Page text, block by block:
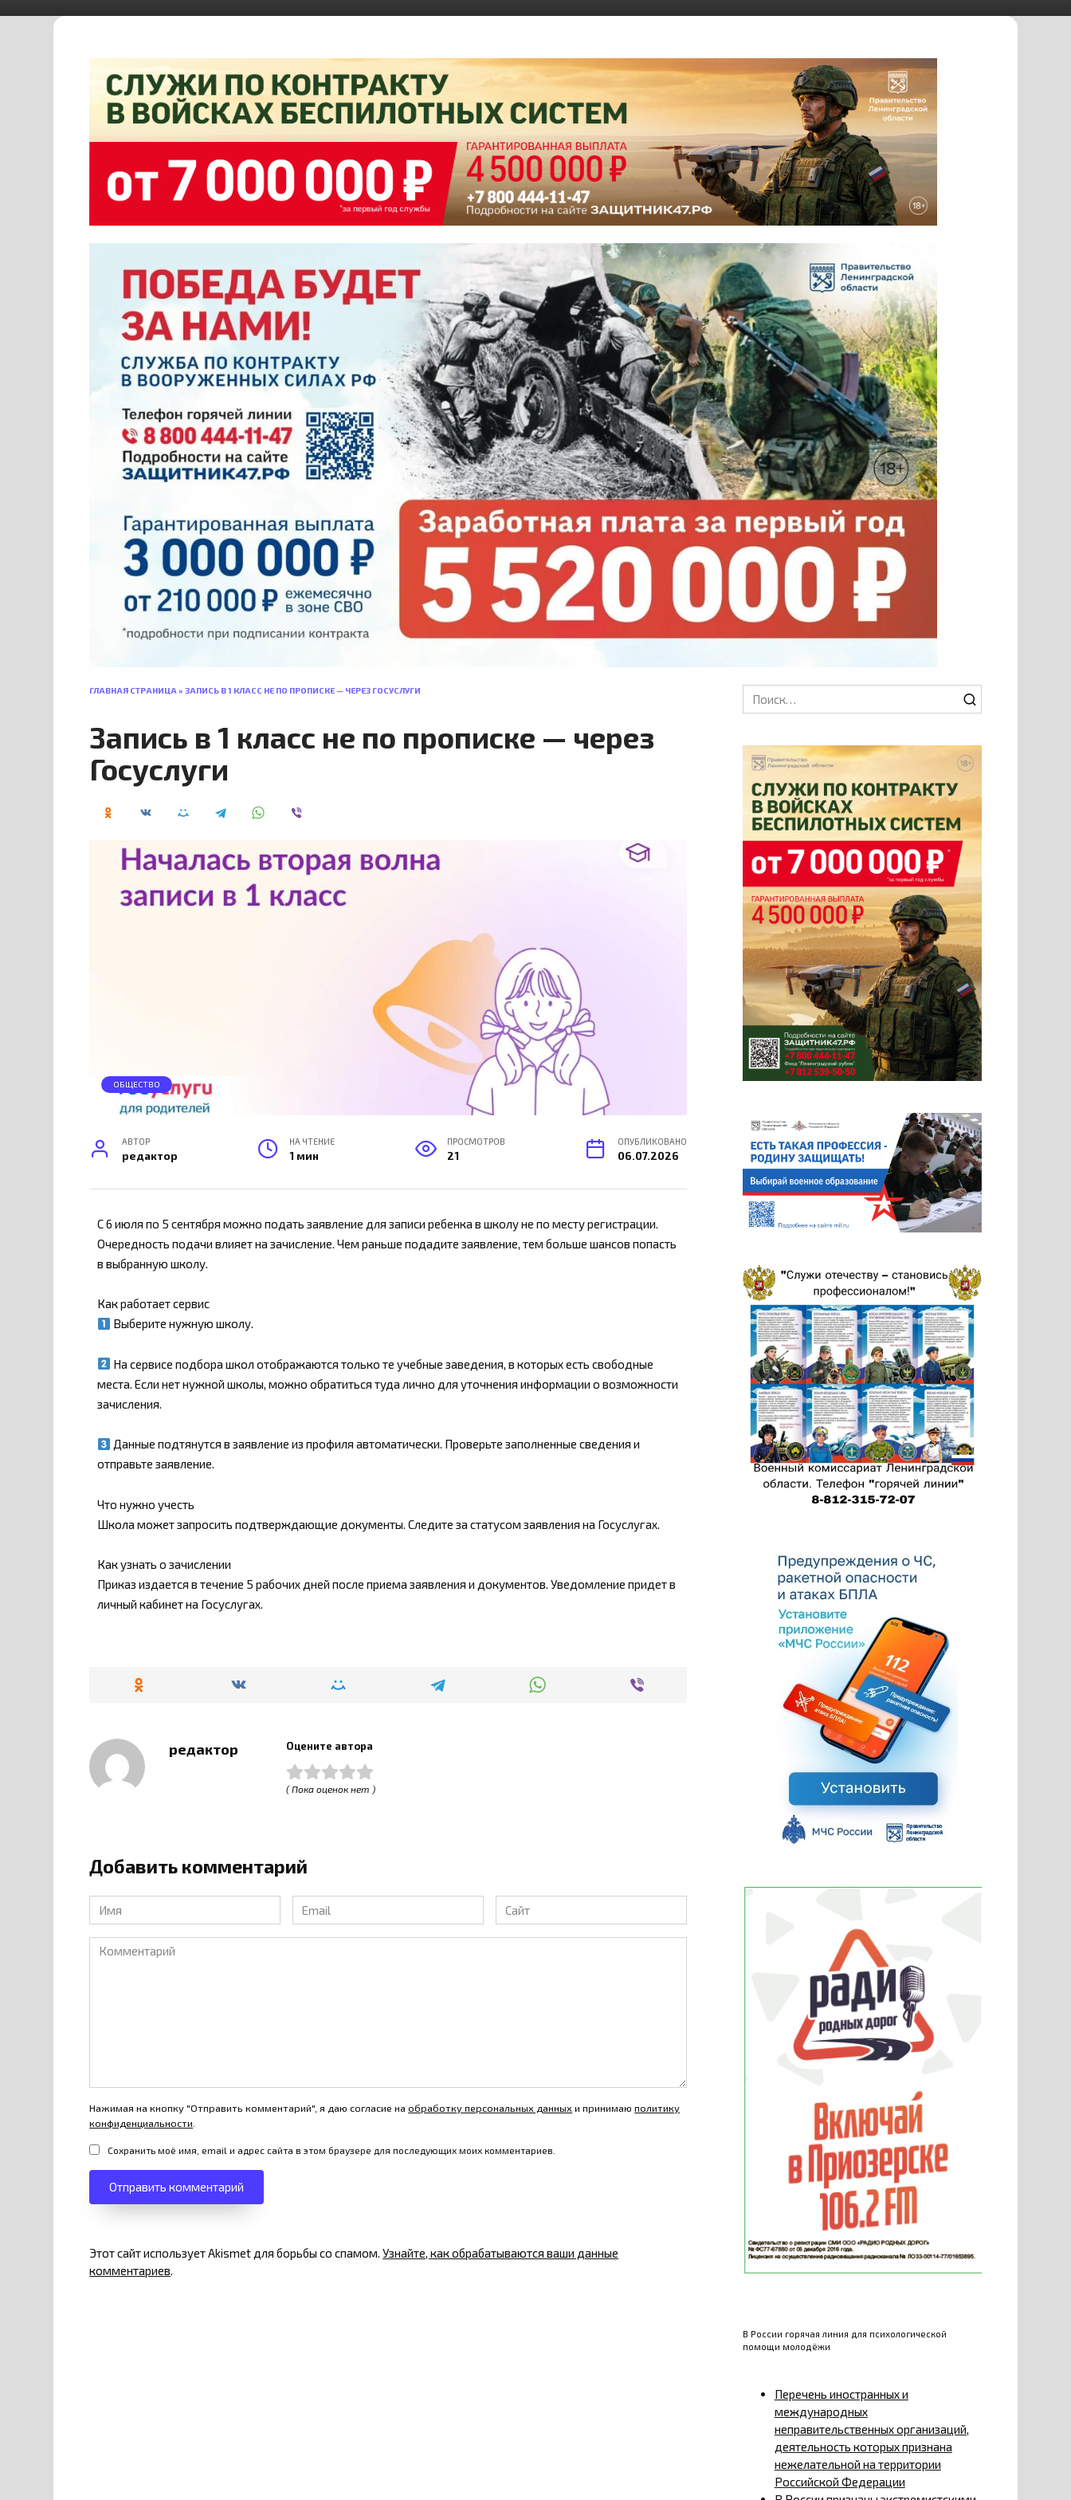
ГЛАВНАЯ СТРАНИЦА»ЗАПИСЬ В 1 КЛАСС НЕ ПО ПРОПИСКЕ — ЧЕРЕЗ ГОСУСЛУГИ
Запись в 1 класс не по прописке — через
Госуслуги
ОБЩЕСТВО
АВТОР
редактор
НА ЧТЕНИЕ
1 мин
ПРОСМОТРОВ
21
ОПУБЛИКОВАНО
06.07.2026
С 6 июля по 5 сентября можно подать заявление для записи ребенка в школу не по месту регистрации.
Очередность подачи влияет на зачисление. Чем раньше подадите заявление, тем больше шансов попасть
в выбранную школу.
Как работает сервис
Выберите нужную школу.
На сервисе подбора школ отображаются только те учебные заведения, в которых есть свободные
места. Если нет нужной школы, можно обратиться туда лично для уточнения информации о возможности
зачисления.
Данные подтянутся в заявление из профиля автоматически. Проверьте заполненные сведения и
отправьте заявление.
Что нужно учесть
Школа может запросить подтверждающие документы. Следите за статусом заявления на Госуслугах.
Как узнать о зачислении
Приказ издается в течение 5 рабочих дней после приема заявления и документов. Уведомление придет в
личный кабинет на Госуслугах.
редактор Оцените автора
( Пока оценок нет )
Добавить комментарий
Имя
*
Email
*
Сайт
Комментарий
Нажимая на кнопку "Отправить комментарий", я даю согласие наобработку персональных данных и принимаюполитику
конфиденциальности
Сохранить моё имя, email и адрес сайта в этом браузере для последующих моих комментариев.
Этот сайт использует Akismet для борьбы со спамом.Узнайте, как обрабатываются ваши данные
комментариев.
Search
for:
В России горячая линия для психологической
помощи молодёжи
Перечень иностранных и
международных
неправительственных организаций,
деятельность которых признана
нежелательной на территории
Российской Федерации